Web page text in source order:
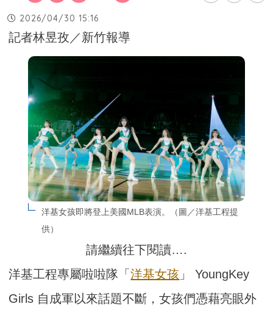
2026/04/30 15:16
記者林昱孜／新竹報導
洋基女孩即將登上美國MLB表演。（圖／洋基工程提
供）
請繼續往下閱讀….
洋基工程專屬啦啦隊「洋基女孩 」 YoungKey
Girls 自成軍以來話題不斷，女孩們憑藉亮眼外